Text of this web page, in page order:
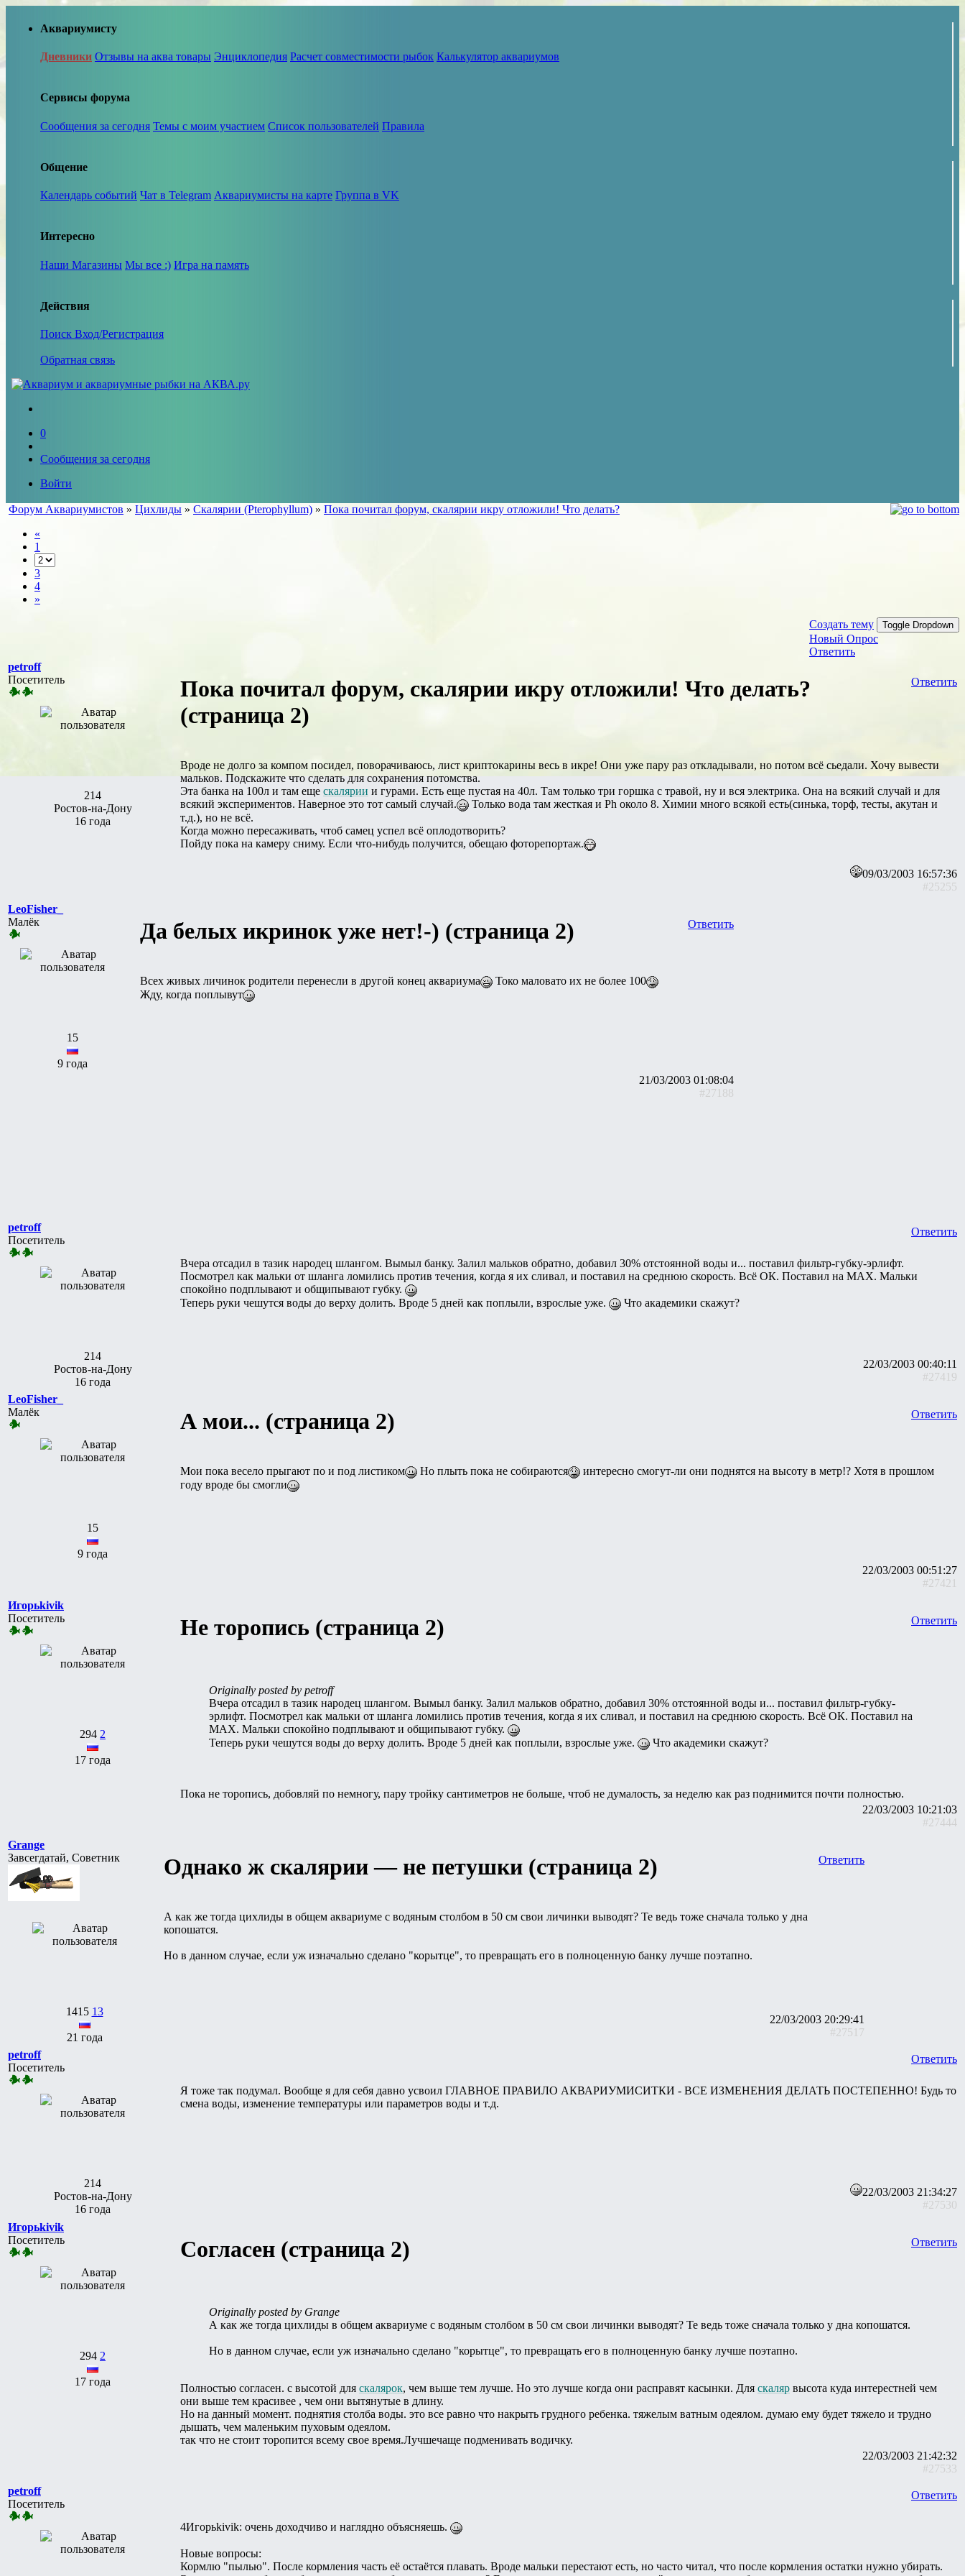
Аквариумисту
Дневники Отзывы на аква товары Энциклопедия Расчет совместимости рыбок Калькулятор аквариумов
Сервисы форума
Сообщения за сегодня Темы с моим участием Список пользователей Правила
Общение
Календарь событий Чат в Telegram Аквариумисты на карте Группа в VK
Интересно
Наши Магазины Мы все :) Игра на память
Действия
Поиск Вход/Регистрация
Обратная связь
0
Сообщения за сегодня
Войти
Форум Аквариумистов » Цихлиды » Скалярии (Pterophyllum) » Пока почитал форум, скалярии икру отложили! Что делать?
«
1
3
4
»
Создать тему Toggle Dropdown
Новый Опрос
Ответить
petroff
Посетитель
214
Ростов-на-Дону
16 года
Ответить
Пока почитал форум, скалярии икру отложили! Что делать?
(страница 2)
Вроде не долго за компом посидел, поворачиваюсь, лист криптокарины весь в икре! Они уже пару раз откладывали, но потом всё сьедали. Хочу вывести
мальков. Подскажите что сделать для сохранения потомства.
Эта банка на 100л и там еще скалярии и гурами. Есть еще пустая на 40л. Там только три горшка с травой, ну и вся электрика. Она на всякий случай и для
всякий экспериментов. Наверное это тот самый случай.
Только вода там жесткая и Ph около 8. Химии много всякой есть(синька, торф, тесты, акутан и
т.д.), но не всё.
Когда можно пересаживать, чтоб самец успел всё оплодотворить?
Пойду пока на камеру сниму. Если что-нибудь получится, обещаю фоторепортаж.
09/03/2003 16:57:36
#25255
LeoFisher_
Малёк
15
9 года
Ответить
Да белых икринок уже нет!-) (страница 2)
Всех живых личинок родители перенесли в другой конец аквариума
Токо маловато их не более 100
Жду, когда поплывут
21/03/2003 01:08:04
#27188
petroff
Посетитель
214
Ростов-на-Дону
16 года
Ответить
Вчера отсадил в тазик народец шлангом. Вымыл банку. Залил мальков обратно, добавил 30% отстоянной воды и... поставил фильтр-губку-эрлифт.
Посмотрел как мальки от шланга ломились против течения, когда я их сливал, и поставил на среднюю скорость. Всё ОК. Поставил на МАХ. Мальки
спокойно подплывают и общипывают губку.
Теперь руки чешутся воды до верху долить. Вроде 5 дней как поплыли, взрослые уже.
Что академики скажут?
22/03/2003 00:40:11
#27419
LeoFisher_
Малёк
15
9 года
Ответить
А мои... (страница 2)
Мои пока весело прыгают по и под листиком Но плыть пока не собираются
интересно смогут-ли они поднятся на высоту в метр!? Хотя в прошлом
году вроде бы смогли
22/03/2003 00:51:27
#27421
Игорьkivik
Посетитель
294 2
17 года
Ответить
Не торопись (страница 2)
Originally posted by petroff
Вчера отсадил в тазик народец шлангом. Вымыл банку. Залил мальков обратно, добавил 30% отстоянной воды и... поставил фильтр-губку-
эрлифт. Посмотрел как мальки от шланга ломились против течения, когда я их сливал, и поставил на среднюю скорость. Всё ОК. Поставил на
МАХ. Мальки спокойно подплывают и общипывают губку.
Теперь руки чешутся воды до верху долить. Вроде 5 дней как поплыли, взрослые уже.
Что академики скажут?
Пока не торопись, добовляй по немногу, пару тройку сантиметров не больше, чтоб не думалость, за неделю как раз поднимится почти полностью.
22/03/2003 10:21:03
#27444
Grange
Завсегдатай, Советник
1415 13
21 года
Ответить
Однако ж скалярии — не петушки (страница 2)
А как же тогда цихлиды в общем аквариуме с водяным столбом в 50 см свои личинки выводят? Те ведь тоже сначала только у дна
копошатся.
Но в данном случае, если уж изначально сделано "корытце", то превращать его в полноценную банку лучше поэтапно.
22/03/2003 20:29:41
#27517
petroff
Посетитель
214
Ростов-на-Дону
16 года
Ответить
Я тоже так подумал. Вообще я для себя давно усвоил ГЛАВНОЕ ПРАВИЛО АКВАРИУМИСИТКИ - ВСЕ ИЗМЕНЕНИЯ ДЕЛАТЬ ПОСТЕПЕННО! Будь то
смена воды, изменение температуры или параметров воды и т.д.
22/03/2003 21:34:27
#27530
Игорьkivik
Посетитель
294 2
17 года
Ответить
Согласен (страница 2)
Originally posted by Grange
А как же тогда цихлиды в общем аквариуме с водяным столбом в 50 см свои личинки выводят? Те ведь тоже сначала только у дна копошатся.
Но в данном случае, если уж изначально сделано "корытце", то превращать его в полноценную банку лучше поэтапно.
Полностью согласен. с высотой для скалярок, чем выше тем лучше. Но это лучше когда они расправят касынки. Для скаляр высота куда интерестней чем
они выше тем красивее , чем они вытянутые в длину.
Но на данный момент. поднятия столба воды. это все равно что накрыть грудного ребенка. тяжелым ватным одеялом. думаю ему будет тяжело и трудно
дышать, чем маленьким пуховым одеялом.
так что не стоит торопится всему свое время.Лучшечаще подменивать водичку.
22/03/2003 21:42:32
#27533
petroff
Посетитель
Ответить
4Игорьkivik: очень доходчиво и наглядно объясняешь.
Новые вопросы:
Кормлю "пылью". После кормления часть её остаётся плавать. Вроде мальки перестают есть, но часто читал, что после кормления остатки нужно убирать.